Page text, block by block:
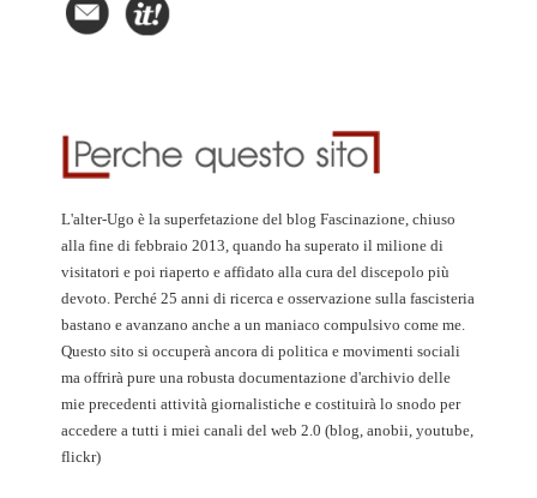
L'alter-Ugo è la superfetazione del blog Fascinazione, chiuso
alla fine di febbraio 2013, quando ha superato il milione di
visitatori e poi riaperto e affidato alla cura del discepolo più
devoto. Perché 25 anni di ricerca e osservazione sulla fascisteria
bastano e avanzano anche a un maniaco compulsivo come me.
Questo sito si occuperà ancora di politica e movimenti sociali
ma offrirà pure una robusta documentazione d'archivio delle
mie precedenti attività giornalistiche e costituirà lo snodo per
accedere a tutti i miei canali del web 2.0 (blog, anobii, youtube,
flickr)